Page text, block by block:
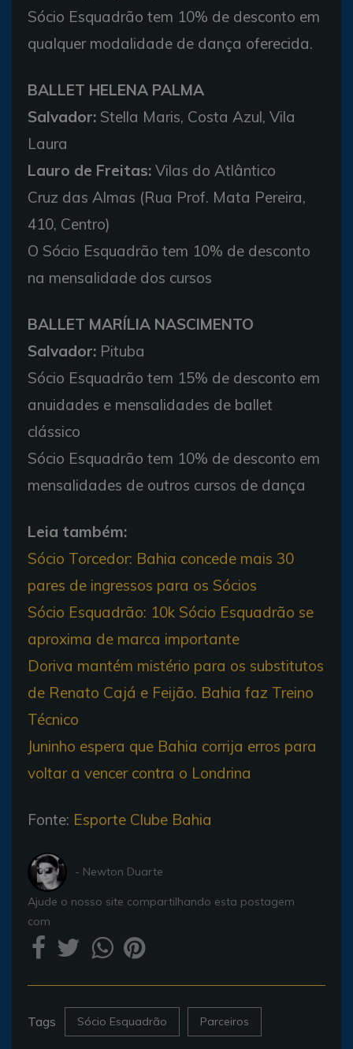
Sócio Esquadrão tem 10% de desconto em
qualquer modalidade de dança oferecida.
BALLET HELENA PALMA
Salvador: Stella Maris, Costa Azul, Vila
Laura
Lauro de Freitas: Vilas do Atlântico
Cruz das Almas (Rua Prof. Mata Pereira,
410, Centro)
O Sócio Esquadrão tem 10% de desconto
na mensalidade dos cursos
BALLET MARÍLIA NASCIMENTO
Salvador: Pituba
Sócio Esquadrão tem 15% de desconto em
anuidades e mensalidades de ballet
clássico
Sócio Esquadrão tem 10% de desconto em
mensalidades de outros cursos de dança
Leia também:
Sócio Torcedor: Bahia concede mais 30
pares de ingressos para os Sócios
Sócio Esquadrão: 10k Sócio Esquadrão se
aproxima de marca importante
Doriva mantém mistério para os substitutos
de Renato Cajá e Feijão. Bahia faz Treino
Técnico
Juninho espera que Bahia corrija erros para
voltar a vencer contra o Londrina
Fonte: Esporte Clube Bahia
- Newton Duarte
Ajude o nosso site compartilhando esta postagem
com
Tags Sócio Esquadrão Parceiros